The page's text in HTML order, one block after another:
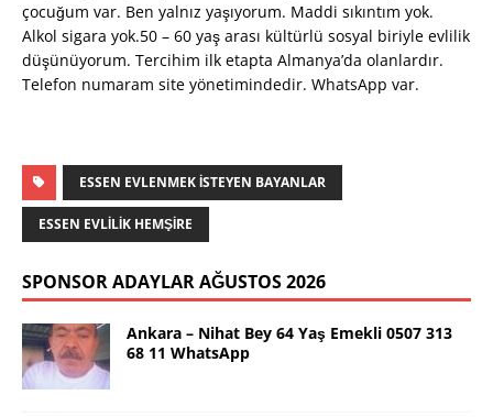
çocuğum var. Ben yalnız yaşıyorum. Maddi sıkıntım yok.
Alkol sigara yok.50 – 60 yaş arası kültürlü sosyal biriyle evlilik
düşünüyorum. Tercihim ilk etapta Almanya’da olanlardır.
Telefon numaram site yönetimindedir. WhatsApp var.
ESSEN EVLENMEK ISTEYEN BAYANLAR
ESSEN EVLILIK HEMŞIRE
SPONSOR ADAYLAR AĞUSTOS 2026
Ankara – Nihat Bey 64 Yaş Emekli 0507 313
68 11 WhatsApp